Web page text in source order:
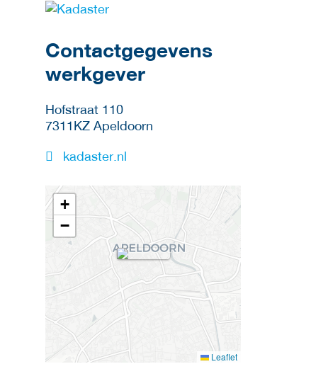
Meer werkgever
Contactgegevens
werkgever
Hofstraat 110
7311KZ Apeldoorn
kadaster.nl
+
−
Leaflet